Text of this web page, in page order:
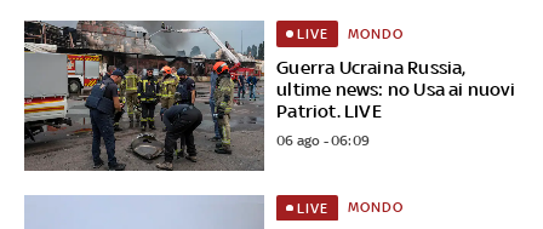
Guerra Ucraina Russia,
ultime news: no Usa ai nuovi
Patriot. LIVE
LIVE MONDO
06 ago - 06:09
LIVE MONDO